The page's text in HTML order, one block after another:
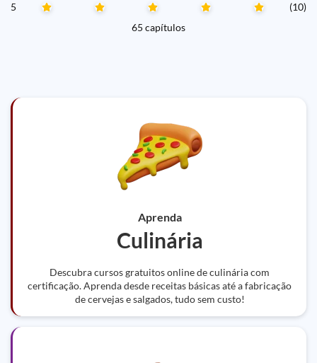
5
(10)
65 capítulos
Aprenda
Culinária
Descubra cursos gratuitos online de culinária com
certificação. Aprenda desde receitas básicas até a fabricação
de cervejas e salgados, tudo sem custo!